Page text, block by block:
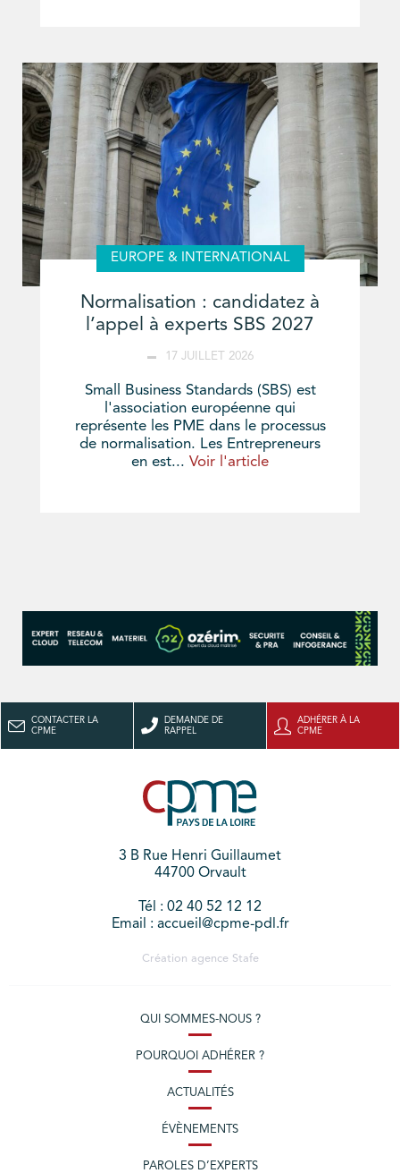
EUROPE & INTERNATIONAL
Normalisation : candidatez à
l’appel à experts SBS 2027
17 JUILLET 2026
Small Business Standards (SBS) est
l'association européenne qui
représente les PME dans le processus
de normalisation. Les Entrepreneurs
en est... Voir l'article
CONTACTER LA
CPME
DEMANDE DE
RAPPEL
ADHÉRER À LA
CPME
3 B Rue Henri Guillaumet
44700 Orvault
Tél : 02 40 52 12 12
Email : accueil@cpme-pdl.fr
Création agence Stafe
QUI SOMMES-NOUS ?
POURQUOI ADHÉRER ?
ACTUALITÉS
ÉVÈNEMENTS
PAROLES D’EXPERTS